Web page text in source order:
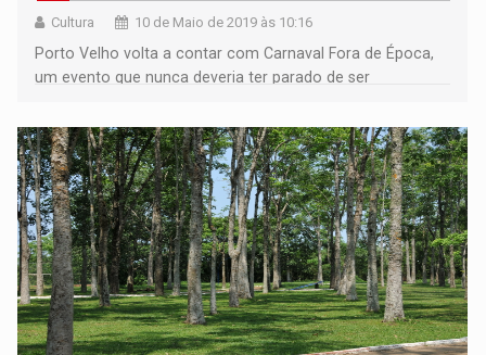
Cultura 10 de Maio de 2019 às 10:16
Porto Velho volta a contar com Carnaval Fora de Época,
um evento que nunca deveria ter parado de ser